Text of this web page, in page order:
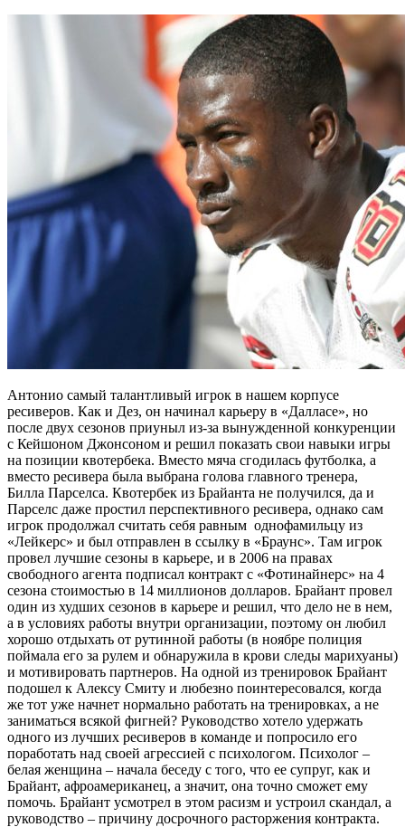
Антонио самый талантливый игрок в нашем корпусе
ресиверов. Как и Дез, он начинал карьеру в «Далласе», но
после двух сезонов приуныл из-за вынужденной конкуренции
с Кейшоном Джонсоном и решил показать свои навыки игры
на позиции квотербека. Вместо мяча сгодилась футболка, а
вместо ресивера была выбрана голова главного тренера,
Билла Парселса. Квотербек из Брайанта не получился, да и
Парселс даже простил перспективного ресивера, однако сам
игрок продолжал считать себя равным однофамильцу из
«Лейкерс» и был отправлен в ссылку в «Браунс». Там игрок
провел лучшие сезоны в карьере, и в 2006 на правах
свободного агента подписал контракт с «Фотинайнерс» на 4
сезона стоимостью в 14 миллионов долларов. Брайант провел
один из худших сезонов в карьере и решил, что дело не в нем,
а в условиях работы внутри организации, поэтому он любил
хорошо отдыхать от рутинной работы (в ноябре полиция
поймала его за рулем и обнаружила в крови следы марихуаны)
и мотивировать партнеров. На одной из тренировок Брайант
подошел к Алексу Смиту и любезно поинтересовался, когда
же тот уже начнет нормально работать на тренировках, а не
заниматься всякой фигней? Руководство хотело удержать
одного из лучших ресиверов в команде и попросило его
поработать над своей агрессией с психологом. Психолог –
белая женщина – начала беседу с того, что ее супруг, как и
Брайант, афроамериканец, а значит, она точно сможет ему
помочь. Брайант усмотрел в этом расизм и устроил скандал, а
руководство – причину досрочного расторжения контракта.